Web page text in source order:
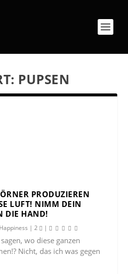
PUPSEN
PRODUZIEREN
LUFT! NIMM DEIN L
DIE HAND!
Happiness |2 |
wo diese ganzen
Nicht, das ich was gegen